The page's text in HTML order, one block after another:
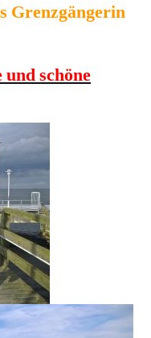
Grenzgängerin
schöne